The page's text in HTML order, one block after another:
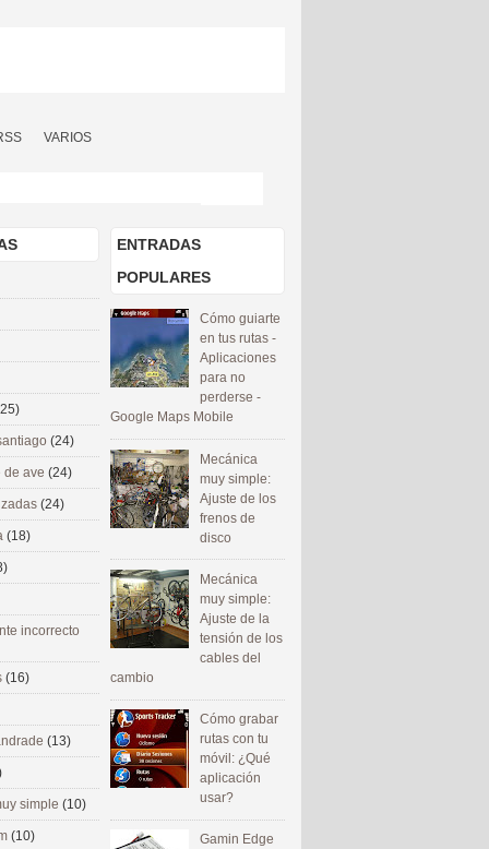
VARIOS
ENTRADAS
POPULARES
Cómo guiarte
en tus rutas -
Aplicaciones
para no
perderse -
Google Maps Mobile
Mecánica
muy simple:
Ajuste de los
frenos de
disco
Mecánica
muy simple:
Ajuste de la
tensión de los
cables del
cambio
Cómo grabar
rutas con tu
móvil: ¿Qué
aplicación
usar?
Gamin Edge
(24)
de ave (24)
(24)
(18)
incorrecto
(16)
(13)
simple (10)
(10)